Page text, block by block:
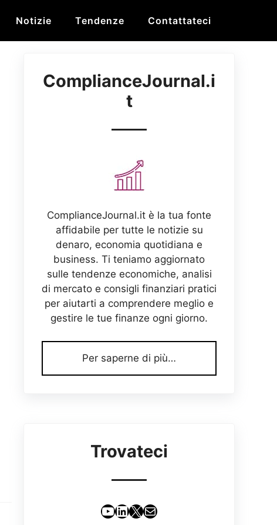
Notizie Tendenze Contattateci
ComplianceJournal.i
t
ComplianceJournal.it è la tua fonte
affidabile per tutte le notizie su
denaro, economia quotidiana e
business. Ti teniamo aggiornato
sulle tendenze economiche, analisi
di mercato e consigli finanziari pratici
per aiutarti a comprendere meglio e
gestire le tue finanze ogni giorno.
Per saperne di più…
Trovateci
YouTube
LinkedIn
X Email